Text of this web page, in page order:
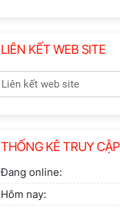
LIÊN KẾT WEB SITE
THỐNG KÊ TRUY CẬP
Đang online:
Hôm nay: